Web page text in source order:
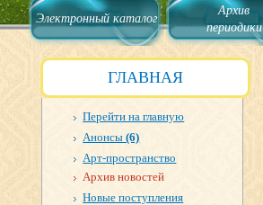
Электронный каталог
Архив
периодики
ГЛАВНАЯ
Перейти на главную
Анонсы(6)
Арт-пространство
Архив новостей
Новые поступления